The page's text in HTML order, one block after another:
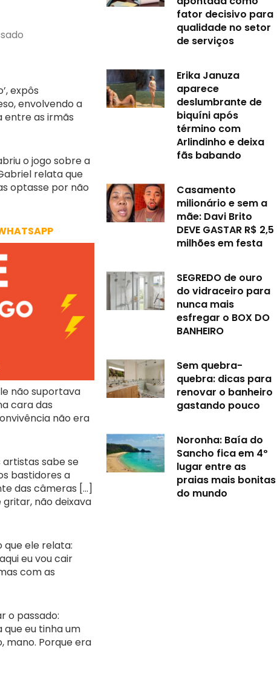
expôs
envolvendo a
entre as irmãs
o jogo sobre a
relata que
optasse por não
não suportava
cara das
não era
sabe se
bastidores a
das câmeras […]
não deixava
que ele relata:
eu vou cair
com as
o passado:
que eu tinha um
mano. Porque era
fator decisivo para
qualidade no setor
de serviços
Erika Januza
aparece
deslumbrante de
biquíni após
término com
Arlindinho e deixa
fãs babando
Casamento
milionário e sem a
mãe: Davi Brito
DEVE GASTAR R$ 2,5
milhões em festa
SEGREDO de ouro
do vidraceiro para
nunca mais
esfregar o BOX DO
BANHEIRO
Sem quebra-
quebra: dicas para
renovar o banheiro
gastando pouco
Noronha: Baía do
Sancho fica em 4º
lugar entre as
praias mais bonitas
do mundo